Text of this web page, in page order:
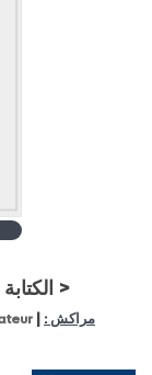
الكتابة والإبداع بمنطقة دكالة : <دليل بيبليوغرافي >
مراكش :